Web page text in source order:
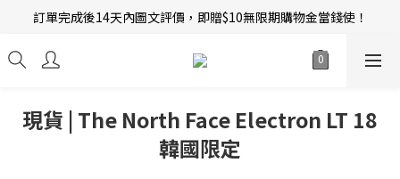
新會員招募中 | 即送 $12 購物金當錢使！
訂單完成後14天內圖文評價，即贈$10無限期購物金當錢使！
新會員招募中 | 即送 $12 購物金當錢使！
現貨 | The North Face Electron LT 18
韓國限定